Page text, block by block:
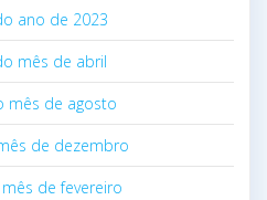
ano de 2023
mês de abril
mês de agosto
de dezembro
de fevereiro